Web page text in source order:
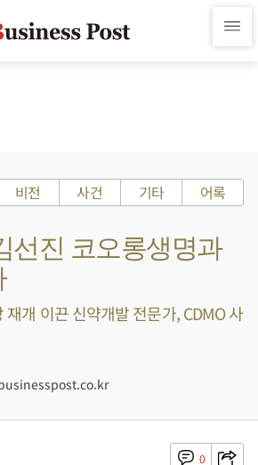
비전 사건 기타 어록
선진 코오롱생명과
개 이끈 신약개발 전문가, CDMO 사
0